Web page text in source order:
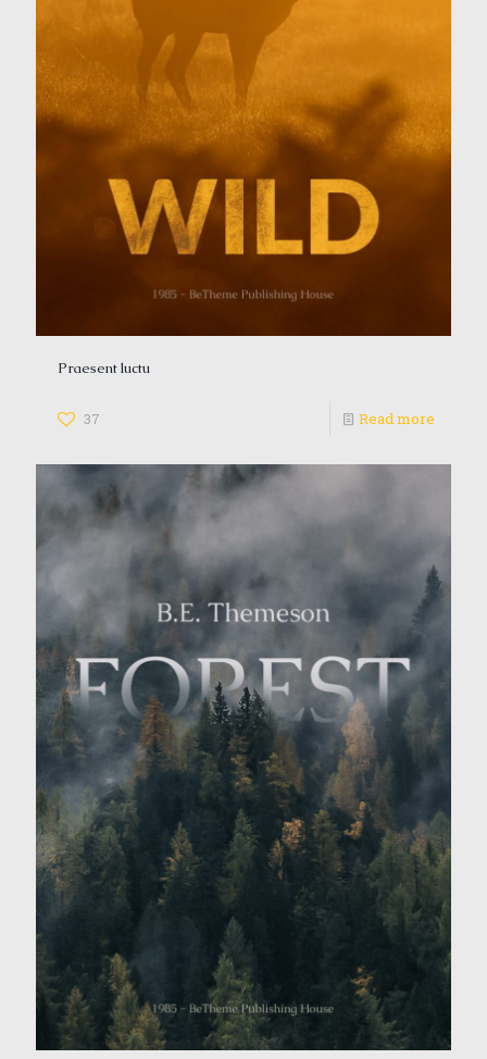
Praesent luctu
37 Read more